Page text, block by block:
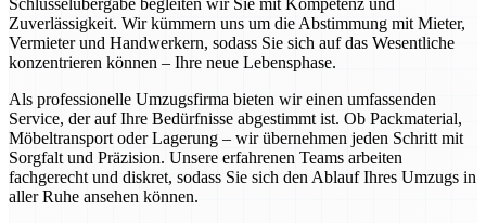
Schlüsselübergabe begleiten wir Sie mit Kompetenz und
Zuverlässigkeit. Wir kümmern uns um die Abstimmung mit Mieter,
Vermieter und Handwerkern, sodass Sie sich auf das Wesentliche
konzentrieren können – Ihre neue Lebensphase.
Als professionelle Umzugsfirma bieten wir einen umfassenden
Service, der auf Ihre Bedürfnisse abgestimmt ist. Ob Packmaterial,
Möbeltransport oder Lagerung – wir übernehmen jeden Schritt mit
Sorgfalt und Präzision. Unsere erfahrenen Teams arbeiten
fachgerecht und diskret, sodass Sie sich den Ablauf Ihres Umzugs in
aller Ruhe ansehen können.